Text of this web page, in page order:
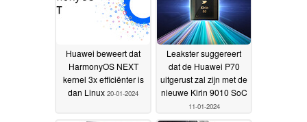
Huawei beweert dat
HarmonyOS NEXT
kernel 3x efficiënter is
dan Linux 20-01-2024
Leakster suggereert
dat de Huawei P70
uitgerust zal zijn met de
nieuwe Kirin 9010 SoC
11-01-2024